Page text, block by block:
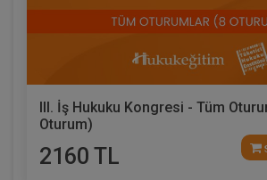
III. İş Hukuku Kongresi - Tüm
Oturum)
2160 TL